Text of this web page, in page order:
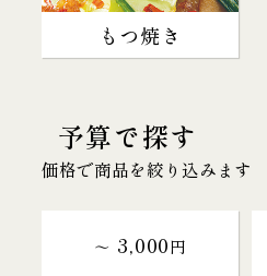
もつ焼き
予算で探す
価格で商品を絞り込みます
～ 3,000円